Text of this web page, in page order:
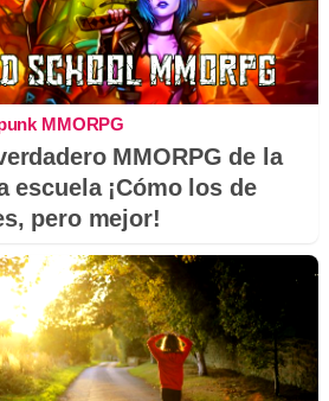
MMORPG
MMORPG de la
escuela ¡Cómo los de
pero mejor!